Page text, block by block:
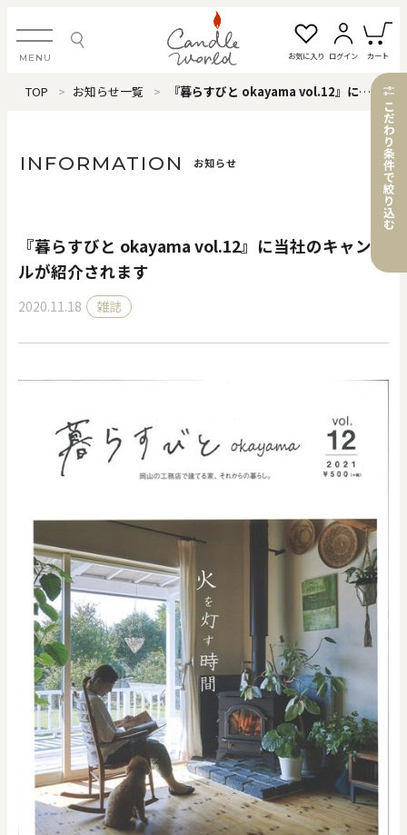
MENU お気に入り ログイン カート
ログイン・新規会員登録
すべてのアイテム
カテゴリから探す
20000
OK
色で探す
お買い物ガイド 企業情報 お知らせ お問い合わせ
TOP お知らせ一覧 『暮らすびと okayama vol.12』に当社のキャンドルが紹介されます
INFORMATION お知らせ
『暮らすびと okayama vol.12』に当社のキャンド
ルが紹介されます
2020.11.18 雑誌
こ
だ
わ
り
条
件
で
絞
り
込
む